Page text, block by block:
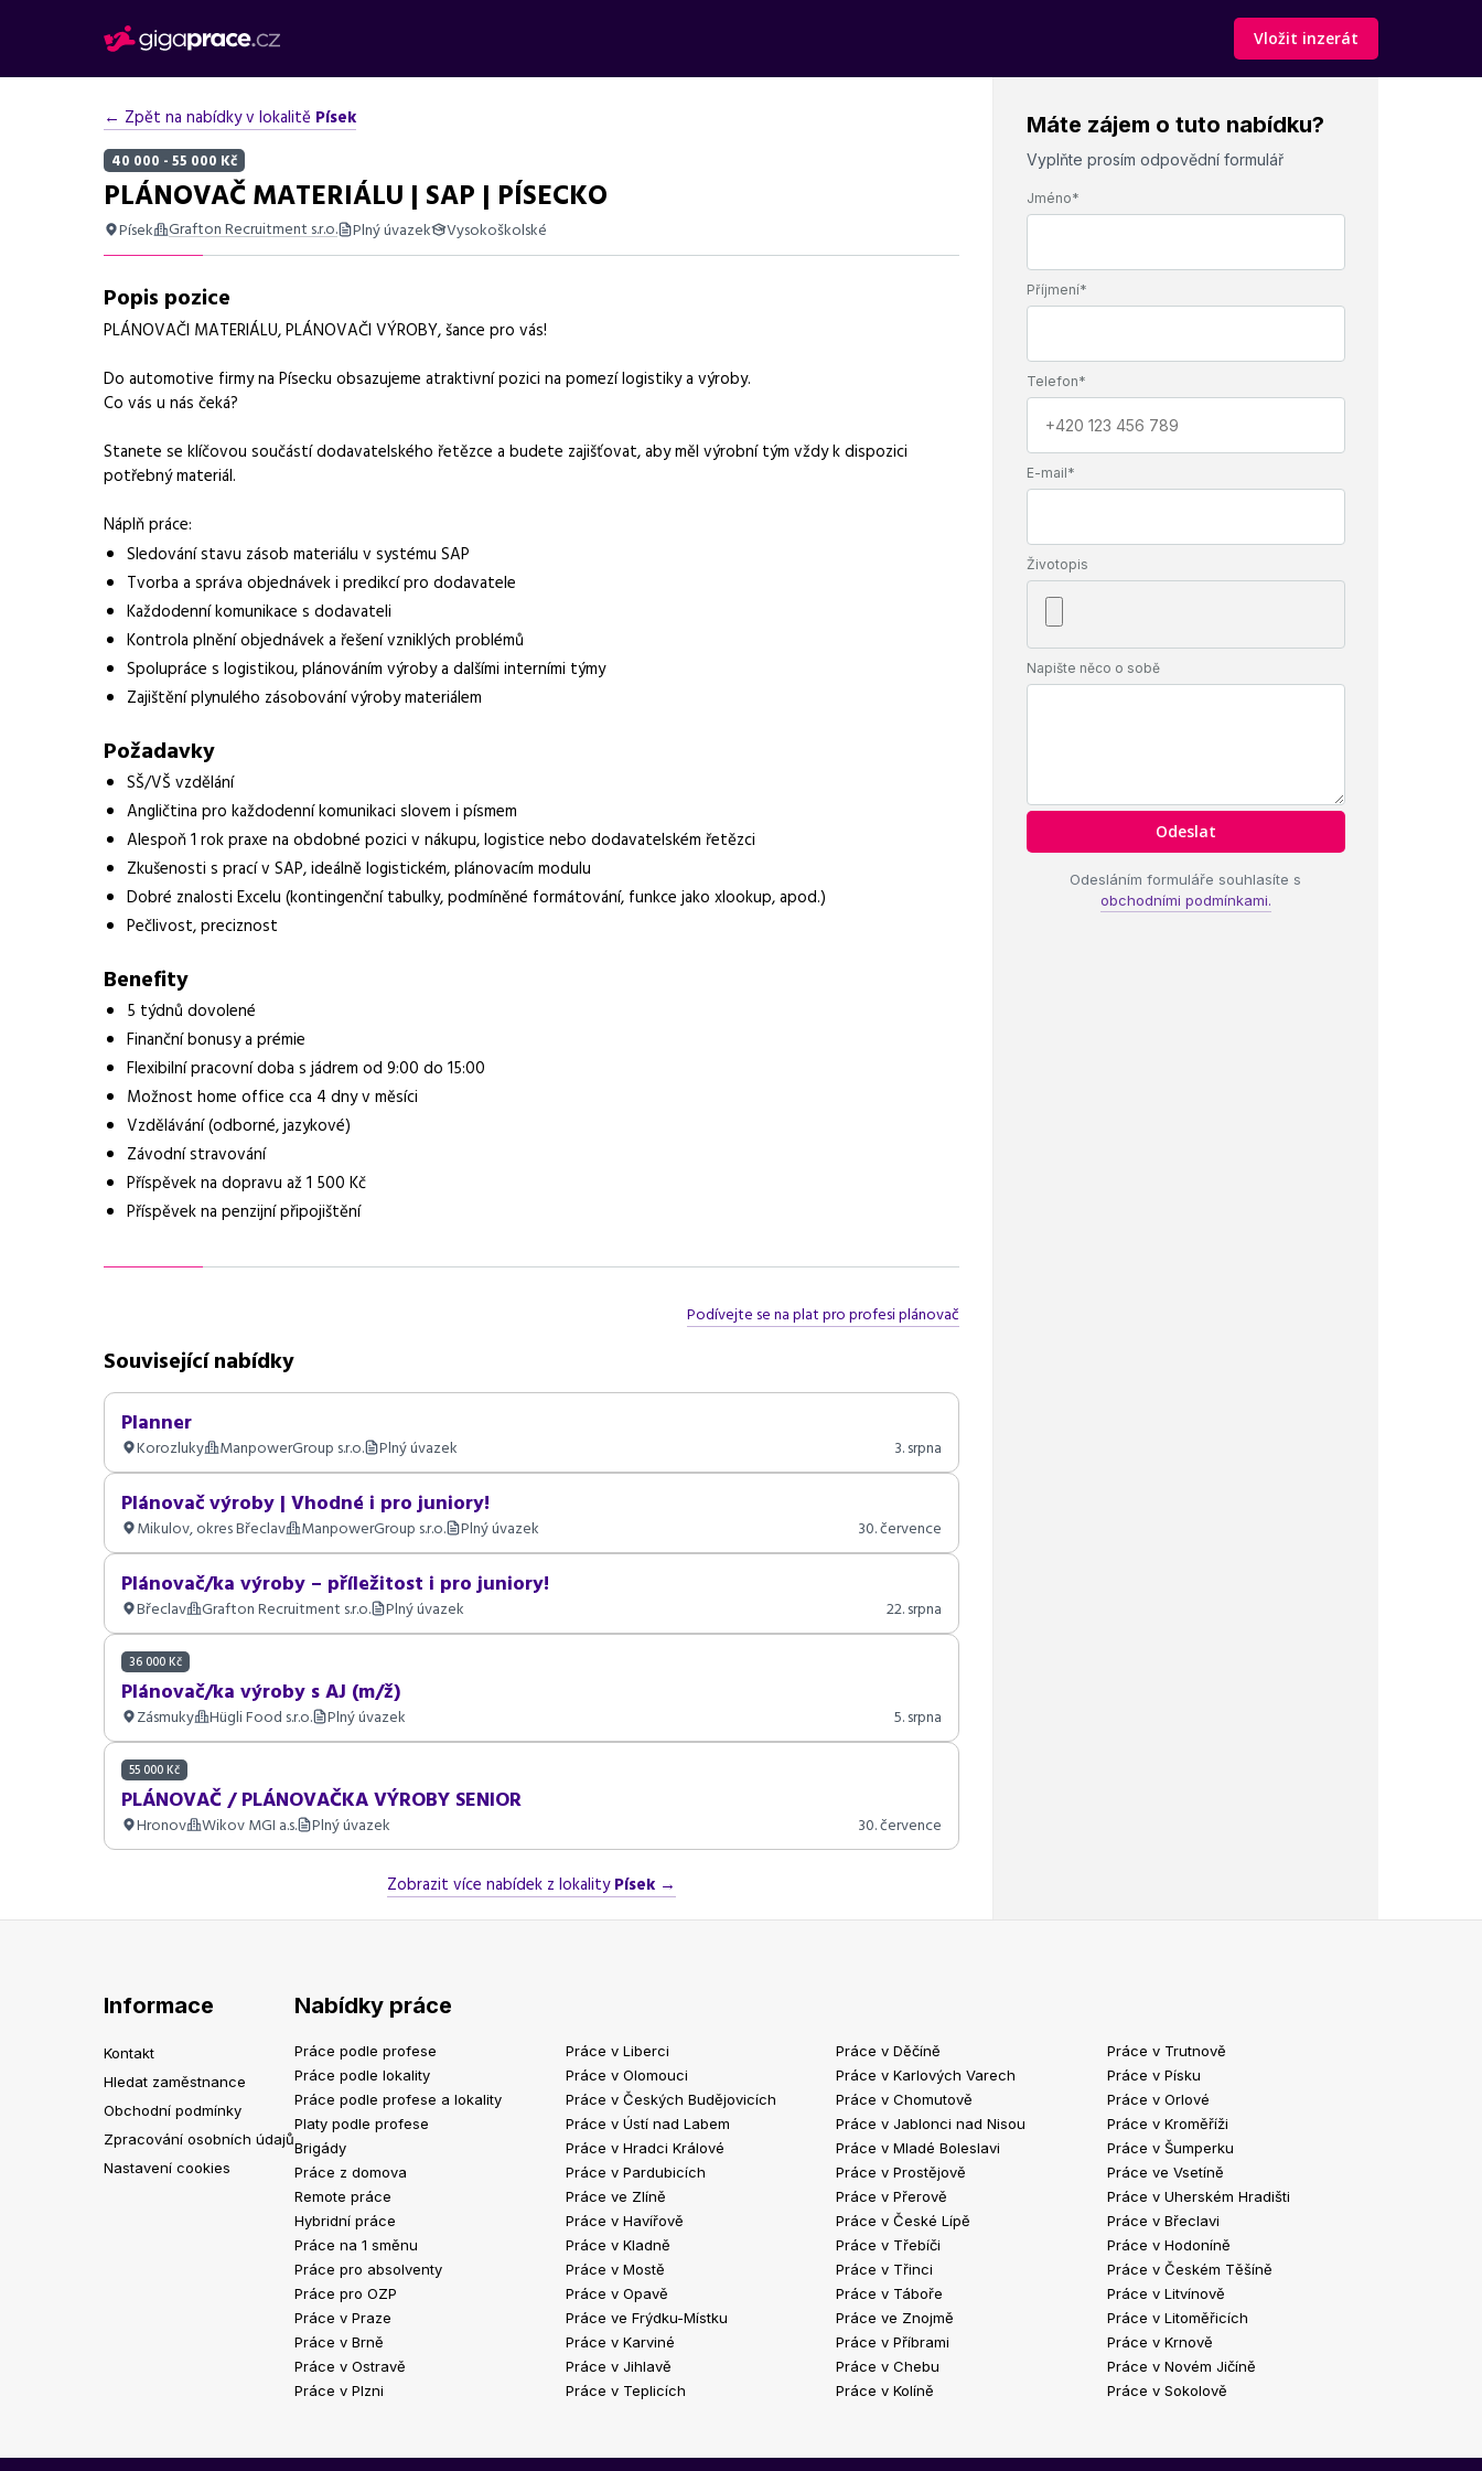
Vložit inzerát
← Zpět na nabídky v lokalitě Písek
40 000 - 55 000 Kč
PLÁNOVAČ MATERIÁLU | SAP | PÍSECKO
Písek Grafton Recruitment s.r.o. Plný úvazek Vysokoškolské
Nabídka práce v Písku na pozici plánovače materiálu s praxí v SAP, mzda 40 000 - 55 000 Kč, možnost home office.
Základní informace
Pozice Plánovač materiálu
Normalizovaná profese plánovač
Obor / skupina
Lokalita nabídky
Zaměstnavatel / agentura Grafton Recruitment s.r.o.
Mzda 40 000 - 55 000 Kč
Vzdělání
Bonus Finanční bonusy a prémie
Vybrané benefity
5 týdnů dovolené, finanční bonusy a prémie, flexibilní pracovní doba s jádrem od 9:00
do 15:00, možnost home office cca 4 dny v měsíci
Požadavky
Popis pozice
PLÁNOVAČI MATERIÁLU, PLÁNOVAČI VÝROBY, šance pro vás!
Do automotive firmy na Písecku obsazujeme atraktivní pozici na pomezí logistiky a výroby.
Co vás u nás čeká?
Stanete se klíčovou součástí dodavatelského řetězce a budete zajišťovat, aby měl výrobní tým vždy k dispozici
potřebný materiál.
Náplň práce:
Sledování stavu zásob materiálu v systému SAP
Tvorba a správa objednávek i predikcí pro dodavatele
Každodenní komunikace s dodavateli
Kontrola plnění objednávek a řešení vzniklých problémů
Spolupráce s logistikou, plánováním výroby a dalšími interními týmy
Zajištění plynulého zásobování výroby materiálem
Požadavky
SŠ/VŠ vzdělání
Angličtina pro každodenní komunikaci slovem i písmem
Alespoň 1 rok praxe na obdobné pozici v nákupu, logistice nebo dodavatelském řetězci
Zkušenosti s prací v SAP, ideálně logistickém, plánovacím modulu
Dobré znalosti Excelu (kontingenční tabulky, podmíněné formátování, funkce jako xlookup, apod.)
Pečlivost, preciznost
Benefity
5 týdnů dovolené
Finanční bonusy a prémie
Flexibilní pracovní doba s jádrem od 9:00 do 15:00
Možnost home office cca 4 dny v měsíci
Vzdělávání (odborné, jazykové)
Závodní stravování
Příspěvek na dopravu až 1 500 Kč
Příspěvek na penzijní připojištění
Podívejte se na plat pro profesi plánovač
Související nabídky
Planner
Korozluky ManpowerGroup s.r.o. Plný úvazek 3. srpna
Plánovač výroby | Vhodné i pro juniory!
Mikulov, okres Břeclav ManpowerGroup s.r.o. Plný úvazek 30. července
Plánovač/ka výroby – příležitost i pro juniory!
Břeclav Grafton Recruitment s.r.o. Plný úvazek 22. srpna
36 000 Kč
Plánovač/ka výroby s AJ (m/ž)
Zásmuky Hügli Food s.r.o. Plný úvazek 5. srpna
55 000 Kč
PLÁNOVAČ / PLÁNOVAČKA VÝROBY SENIOR
Hronov Wikov MGI a.s. Plný úvazek 30. července
Zobrazit více nabídek z lokalityPísek→
Máte zájem o tuto nabídku?
Vyplňte prosím odpovědní formulář
Jméno*
Příjmení*
Telefon*
E-mail*
Životopis
Napište něco o sobě
Odesláním formuláře souhlasíte s
obchodními podmínkami.
Informace
Kontakt
Hledat zaměstnance
Obchodní podmínky
Zpracování osobních údajů
Nastavení cookies
Nabídky práce
Práce podle profese
Práce podle lokality
Práce podle profese a lokality
Platy podle profese
Brigády
Práce z domova
Remote práce
Hybridní práce
Práce na 1 směnu
Práce pro absolventy
Práce pro OZP
Práce v Praze
Práce v Brně
Práce v Ostravě
Práce v Plzni
Práce v Liberci
Práce v Olomouci
Práce v Českých Budějovicích
Práce v Ústí nad Labem
Práce v Hradci Králové
Práce v Pardubicích
Práce ve Zlíně
Práce v Havířově
Práce v Kladně
Práce v Mostě
Práce v Opavě
Práce ve Frýdku-Místku
Práce v Karviné
Práce v Jihlavě
Práce v Teplicích
Práce v Děčíně
Práce v Karlových Varech
Práce v Chomutově
Práce v Jablonci nad Nisou
Práce v Mladé Boleslavi
Práce v Prostějově
Práce v Přerově
Práce v České Lípě
Práce v Třebíči
Práce v Třinci
Práce v Táboře
Práce ve Znojmě
Práce v Příbrami
Práce v Chebu
Práce v Kolíně
Práce v Trutnově
Práce v Písku
Práce v Orlové
Práce v Kroměříži
Práce v Šumperku
Práce ve Vsetíně
Práce v Uherském Hradišti
Práce v Břeclavi
Práce v Hodoníně
Práce v Českém Těšíně
Práce v Litvínově
Práce v Litoměřicích
Práce v Krnově
Práce v Novém Jičíně
Práce v Sokolově